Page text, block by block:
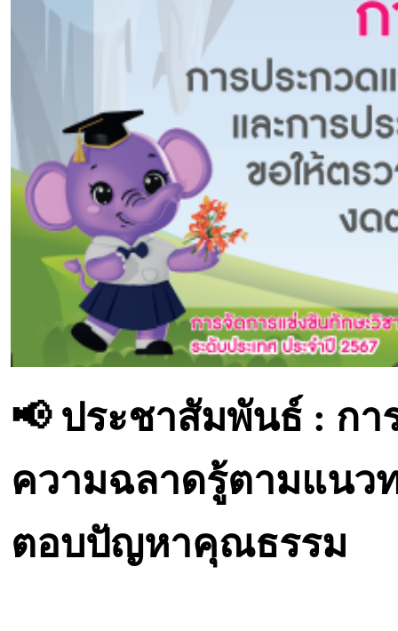
📢 ประชาสัมพันธ์ : ก
ความฉลาดรู้ตามแนว
ตอบปัญหาคุณธรรม